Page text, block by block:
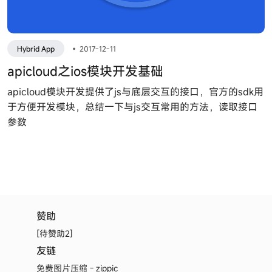
Hybrid App • 2017-12-11
apicloud之ios模块开发基础
apicloud模块开发提供了js与底层交互的接口，官方的sdk用
于方便开发模块，总结一下与js交互常用的方法，读取接口
参数
赞助
[待赞助2]
友链
免费图片压缩 - zippic